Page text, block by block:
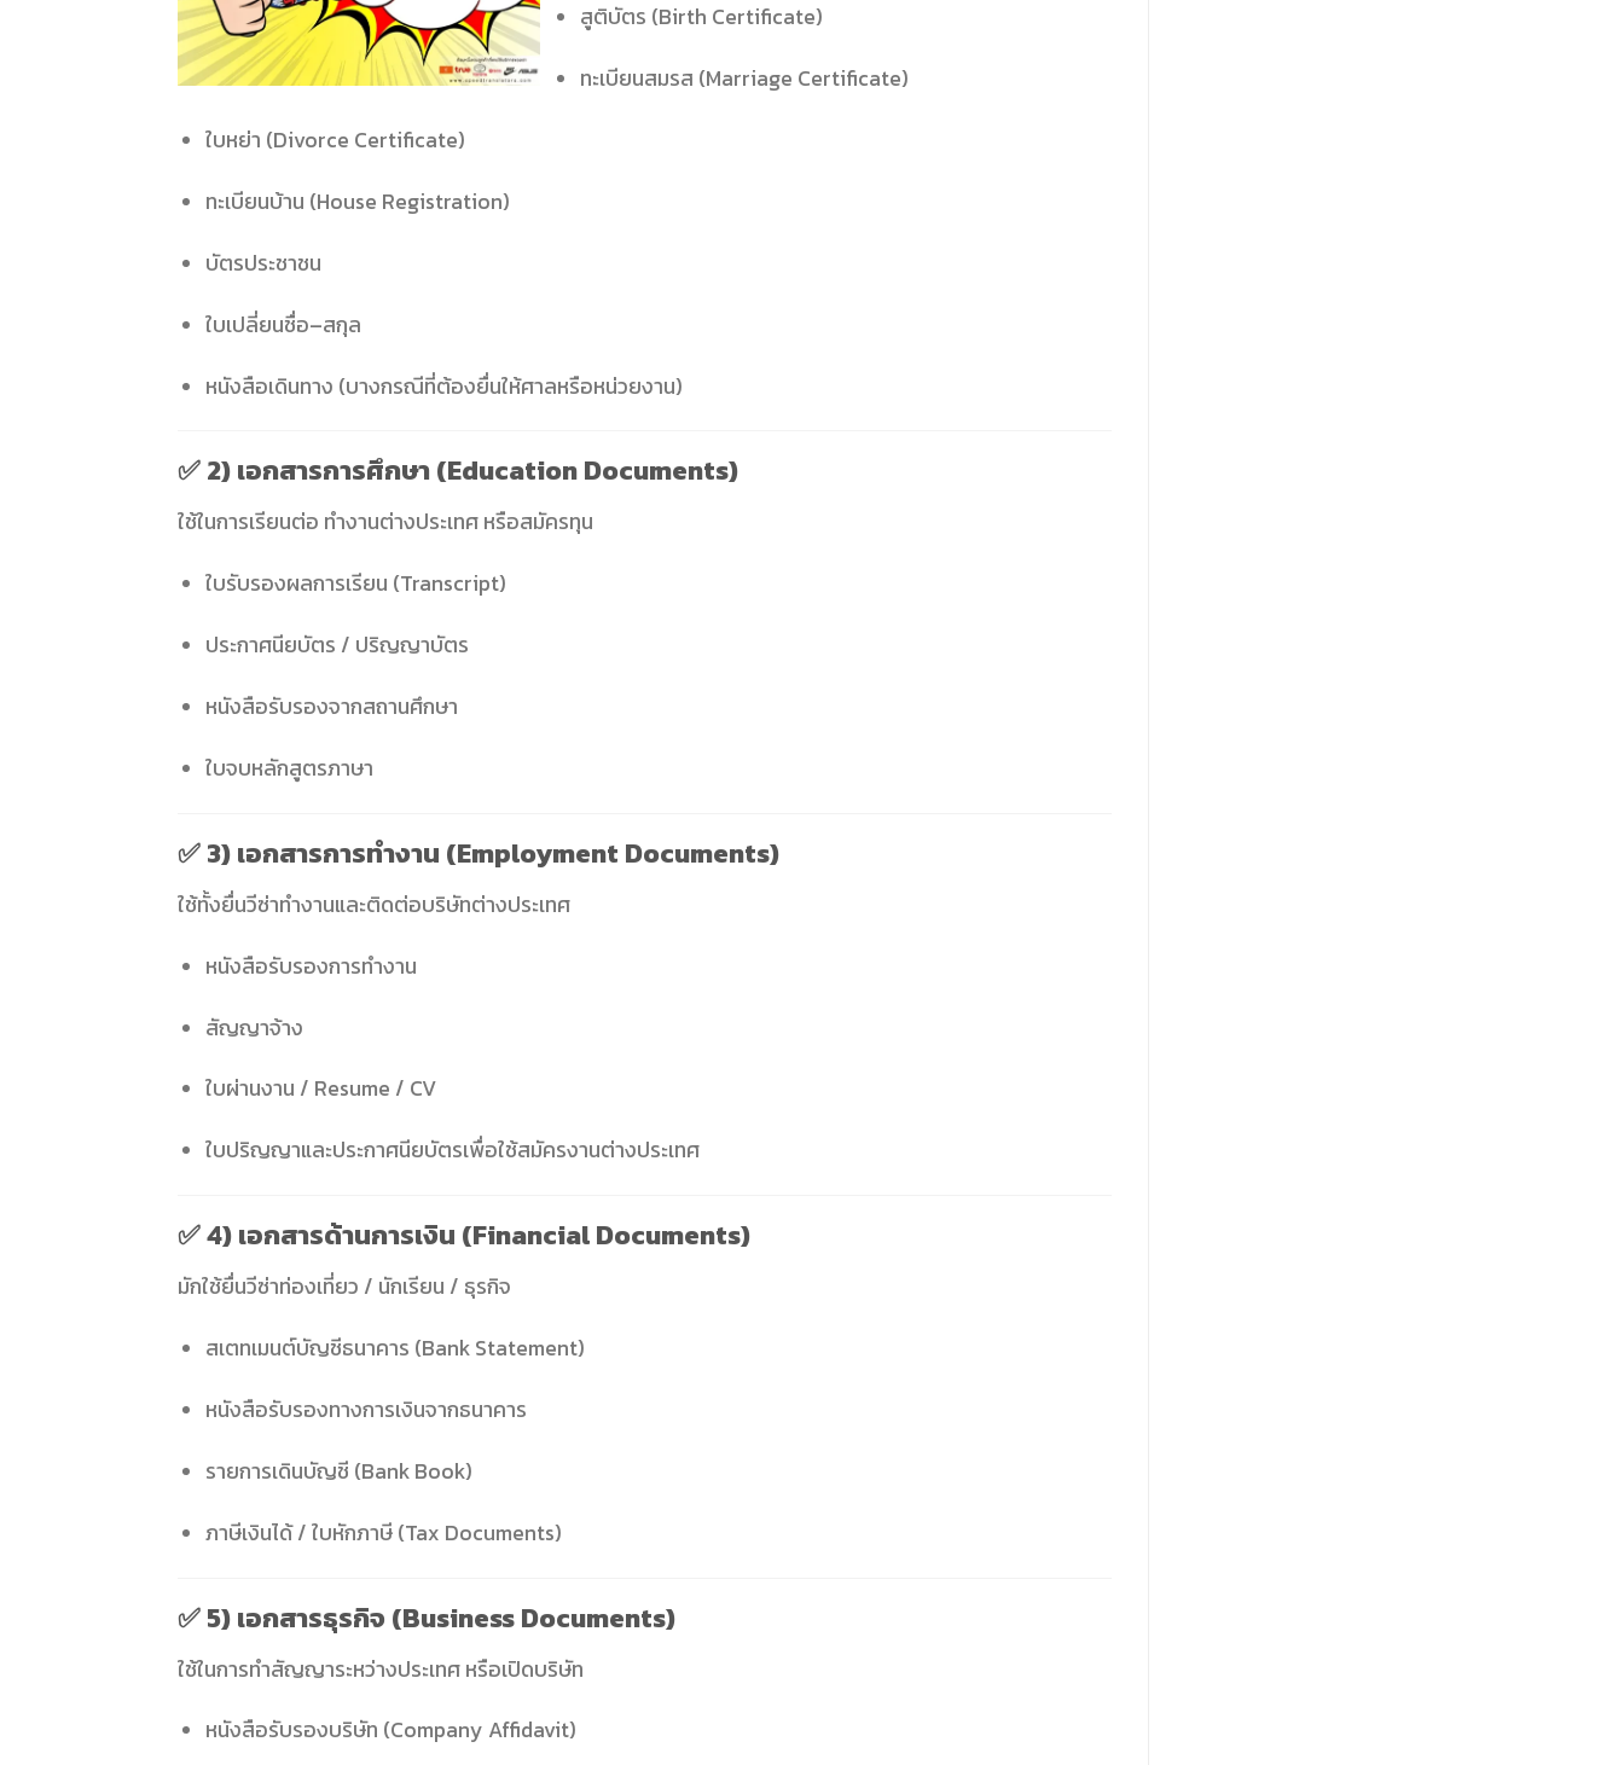
สูติบัตร (Birth Certificate)
ทะเบียนสมรส (Marriage Certificate)
ใบหย่า (Divorce Certificate)
ทะเบียนบ้าน (House Registration)
บัตรประชาชน
ใบเปลี่ยนชื่อ–สกุล
หนังสือเดินทาง (บางกรณีที่ต้องยื่นให้ศาลหรือหน่วยงาน)
✅2) เอกสารการศึกษา (Education Documents)
ใช้ในการเรียนต่อ ทำงานต่างประเทศ หรือสมัครทุน
ใบรับรองผลการเรียน (Transcript)
ประกาศนียบัตร / ปริญญาบัตร
หนังสือรับรองจากสถานศึกษา
ใบจบหลักสูตรภาษา
✅3) เอกสารการทำงาน (Employment Documents)
ใช้ทั้งยื่นวีซ่าทำงานและติดต่อบริษัทต่างประเทศ
หนังสือรับรองการทำงาน
สัญญาจ้าง
ใบผ่านงาน / Resume / CV
ใบปริญญาและประกาศนียบัตรเพื่อใช้สมัครงานต่างประเทศ
✅4) เอกสารด้านการเงิน (Financial Documents)
มักใช้ยื่นวีซ่าท่องเที่ยว / นักเรียน / ธุรกิจ
สเตทเมนต์บัญชีธนาคาร (Bank Statement)
หนังสือรับรองทางการเงินจากธนาคาร
รายการเดินบัญชี (Bank Book)
ภาษีเงินได้ / ใบหักภาษี (Tax Documents)
✅5) เอกสารธุรกิจ (Business Documents)
ใช้ในการทำสัญญาระหว่างประเทศ หรือเปิดบริษัท
หนังสือรับรองบริษัท (Company Affidavit)